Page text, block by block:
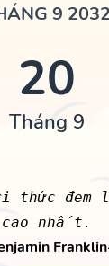
9 2032
20
Tháng 9
thức đem
cao nhất.